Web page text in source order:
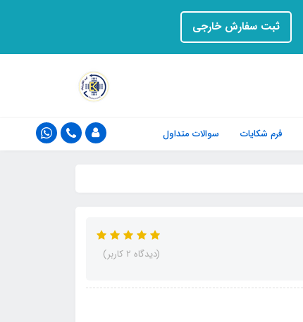
ثبت سفارش خارجی
فرم‌ شکایات سوالات متداول
(دیدگاه 2 کاربر)